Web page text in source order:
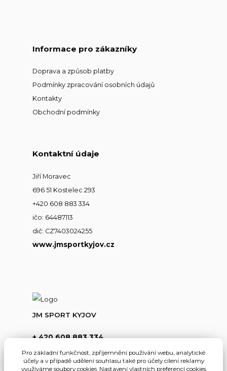
Informace pro zákazníky
Doprava a způsob platby
Podmínky zpracování osobních údajů
Kontakty
Obchodní podmínky
Kontaktní údaje
Jiří Moravec
696 51 Kostelec 293
+420 608 883 334
ičo: 64487113
dič: CZ7403024255
www.jmsportkyjov.cz
JM SPORT KYJOV
+ 420 608 883 334
info@jmsportkyjov.cz
Pro základní funkčnost, zpříjemnění používání webu, analytické
účely a v případě udělení souhlasu také pro účely cílení reklamy
využíváme soubory cookies. Nastavení vlastních preferencí cookies